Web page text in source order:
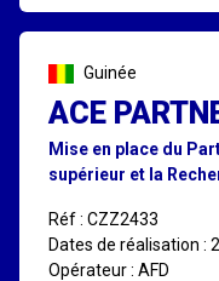
Guinée
ACE
Mise en place du
supérieur et la
Réf : CZZ2433
Dates de réalisation :
Opérateur : AFD